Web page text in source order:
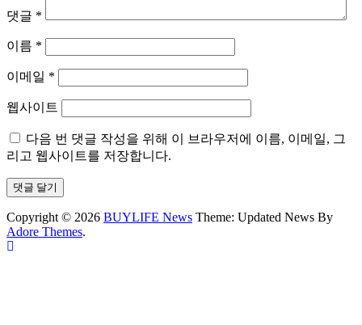
댓글 *
이름 *
이메일 *
웹사이트
다음 번 댓글 작성을 위해 이 브라우저에 이름, 이메일, 그
리고 웹사이트를 저장합니다.
Copyright © 2026 BUYLIFE News Theme: Updated News By
Adore Themes.